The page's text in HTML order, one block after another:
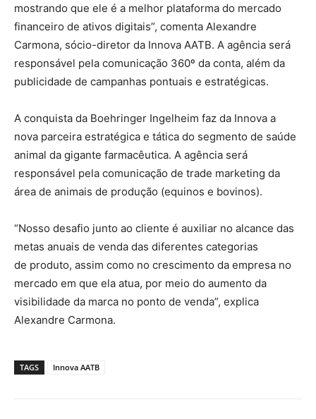
mostrando que ele é a melhor plataforma do mercado
financeiro de ativos digitais”, comenta Alexandre
Carmona, sócio-diretor da Innova AATB. A agência será
responsável pela comunicação 360º da conta, além da
publicidade de campanhas pontuais e estratégicas.
A conquista da Boehringer Ingelheim faz da Innova a
nova parceira estratégica e tática do segmento de saúde
animal da gigante farmacêutica. A agência será
responsável pela comunicação de trade marketing da
área de animais de produção (equinos e bovinos).
“Nosso desafio junto ao cliente é auxiliar no alcance das
metas anuais de venda das diferentes categorias
de produto, assim como no crescimento da empresa no
mercado em que ela atua, por meio do aumento da
visibilidade da marca no ponto de venda”, explica
Alexandre Carmona.
TAGS Innova AATB